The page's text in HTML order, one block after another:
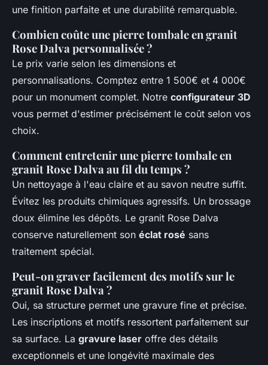
une finition parfaite et une durabilité remarquable.
Combien coûte une pierre tombale en granit
Rose Dalva personnalisée ?
Le prix varie selon les dimensions et
personnalisations. Comptez entre 1 500€ et 4 000€
pour un monument complet. Notre configurateur 3D
vous permet d'estimer précisément le coût selon vos
choix.
Comment entretenir une pierre tombale en
granit Rose Dalva au fil du temps ?
Un nettoyage à l'eau claire et au savon neutre suffit.
Évitez les produits chimiques agressifs. Un brossage
doux élimine les dépôts. Le granit Rose Dalva
conserve naturellement son éclat rosé sans
traitement spécial.
Peut-on graver facilement des motifs sur le
granit Rose Dalva ?
Oui, sa structure permet une gravure fine et précise.
Les inscriptions et motifs ressortent parfaitement sur
sa surface. La gravure laser offre des détails
exceptionnels et une longévité maximale des